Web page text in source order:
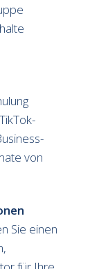
von
Sie einen